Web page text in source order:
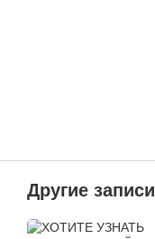
Другие записи